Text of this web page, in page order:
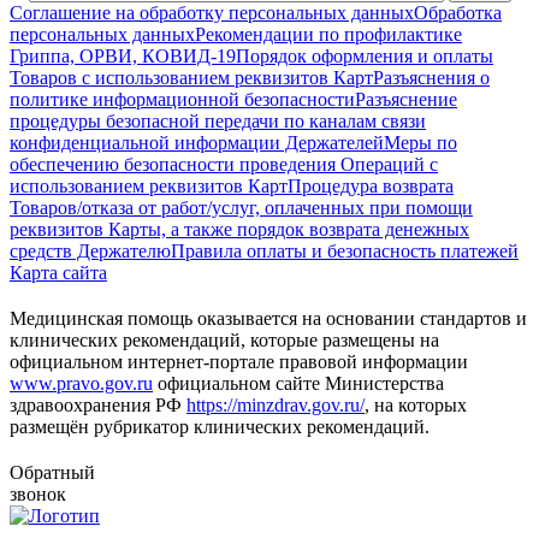
Соглашение на обработку персональных данныхОбработка
персональных данныхРекомендации по профилактике
Гриппа, ОРВИ, КОВИД-19Порядок оформления и оплаты
Товаров с использованием реквизитов КартРазъяснения о
политике информационной безопасностиРазъяснение
процедуры безопасной передачи по каналам связи
конфиденциальной информации ДержателейМеры по
обеспечению безопасности проведения Операций с
использованием реквизитов КартПроцедура возврата
Товаров/отказа от работ/услуг, оплаченных при помощи
реквизитов Карты, а также порядок возврата денежных
средств ДержателюПравила оплаты и безопасность платежей
Карта сайта
Медицинская помощь оказывается на основании стандартов и
клинических рекомендаций, которые размещены на
официальном интернет-портале правовой информации
www.pravo.gov.ru официальном сайте Министерства
здравоохранения РФ https://minzdrav.gov.ru/, на которых
размещён рубрикатор клинических рекомендаций.
Обратный
звонок